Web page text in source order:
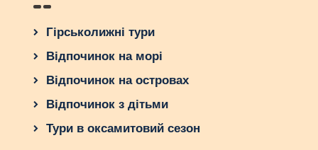
Гірськолижні тури
Відпочинок на морі
Відпочинок на островах
Відпочинок з дітьми
Тури в оксамитовий сезон